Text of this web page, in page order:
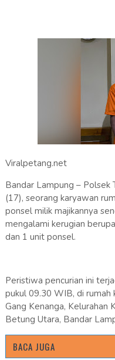
Viralpetang.net
Bandar Lampung – Polsek
(17), seorang karyawan
ponsel milik majikannya
mengalami kerugian
dan 1 unit ponsel.
Peristiwa pencurian ini
pukul 09.30 WIB, di rumah
Gang Kenanga, Kelurahan
Betung Utara, Bandar
BACA JUGA